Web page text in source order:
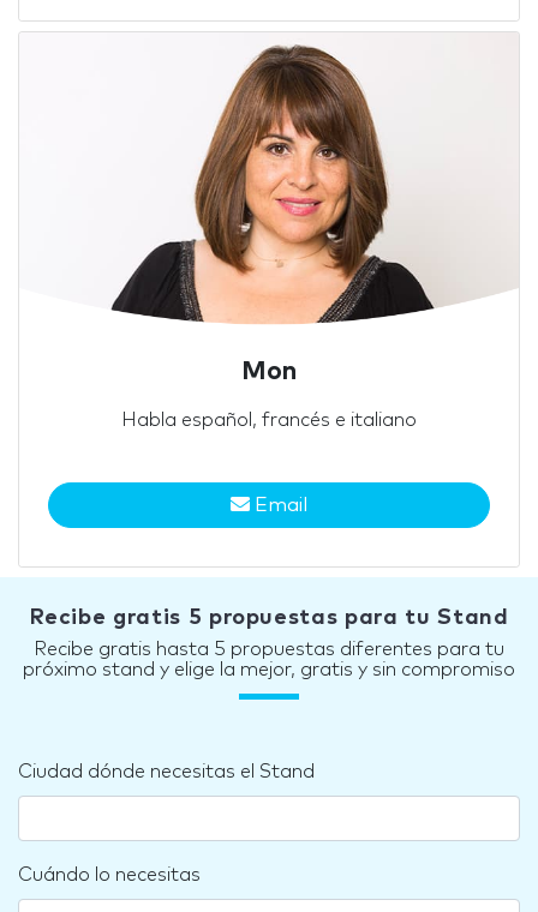
Mon
Habla español, francés e italiano
Email
Recibe gratis 5 propuestas para tu Stand
Recibe gratis hasta 5 propuestas diferentes para tu
próximo stand y elige la mejor, gratis y sin compromiso
Ciudad dónde necesitas el Stand
Cuándo lo necesitas